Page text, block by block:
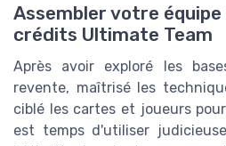
Assembler votre
crédits Ultimate Team
Après avoir exploré les
revente, maîtrisé les
ciblé les cartes et joueurs
est temps d'utiliser